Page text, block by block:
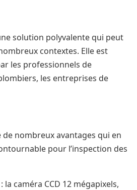
solution polyvalente qui peut
contextes. Elle est
les professionnels de
les entreprises de
de nombreux avantages qui en
pour l’inspection des
: la caméra CCD 12 mégapixels,